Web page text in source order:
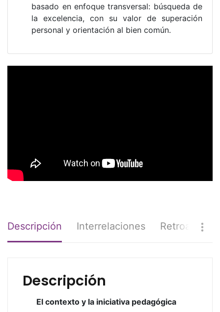
basado en enfoque transversal: búsqueda de
la excelencia, con su valor de superación
personal y orientación al bien común.
Descripción Interrelaciones
Descripción
El contexto y la iniciativa pedagógica